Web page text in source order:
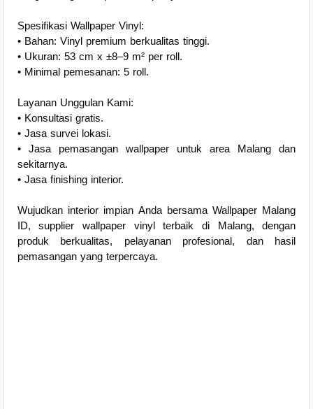
Spesifikasi Wallpaper Vinyl:
• Bahan: Vinyl premium berkualitas tinggi.
• Ukuran: 53 cm x ±8–9 m² per roll.
• Minimal pemesanan: 5 roll.
Layanan Unggulan Kami:
• Konsultasi gratis.
• Jasa survei lokasi.
• Jasa pemasangan wallpaper untuk area Malang dan
sekitarnya.
• Jasa finishing interior.
Wujudkan interior impian Anda bersama Wallpaper Malang
ID, supplier wallpaper vinyl terbaik di Malang, dengan
produk berkualitas, pelayanan profesional, dan hasil
pemasangan yang terpercaya.